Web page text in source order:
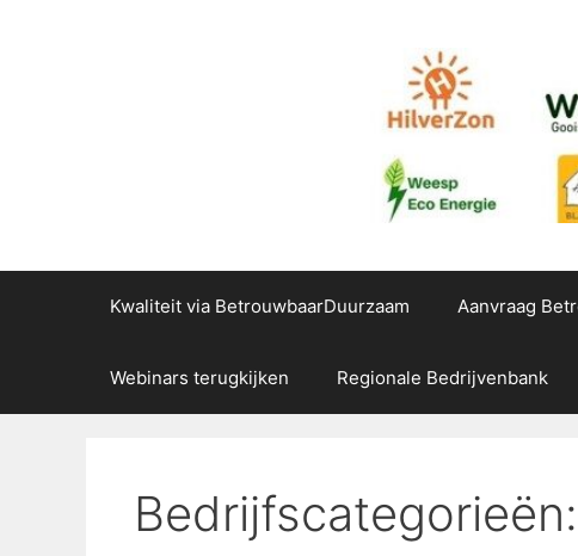
Kwaliteit via BetrouwbaarDuurzaam Aanvraag
Webinars terugkijken Regionale Bedrijvenbank
Bedrijfscategorieën: